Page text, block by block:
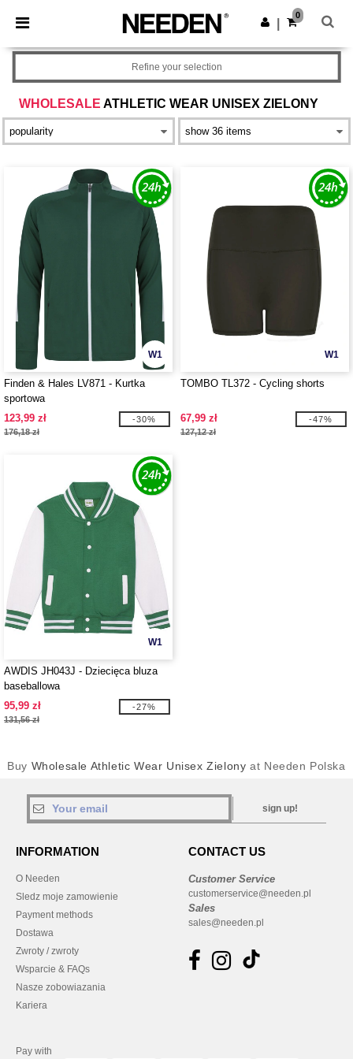
× Aplikacja Needen
Lepsze ceny w aplikacji!
Pobierz app
0
WHOLESALE ATHLETIC WEAR UNISEX ZIELONY
Refine your selection
W1
Finden & Hales LV871 - Kurtka
sportowa
123,99 zł
176,18 zł
-30%
W1
TOMBO TL372 - Cycling shorts
67,99 zł
127,12 zł
-47%
W1
AWDIS JH043J - Dziecięca bluza
baseballowa
95,99 zł
131,56 zł
-27%
Buy Wholesale Athletic Wear Unisex Zielony at Needen Polska
sign up!
INFORMATION
O Needen
Sledz moje zamowienie
Payment methods
Dostawa
Zwroty / zwroty
Wsparcie & FAQs
Nasze zobowiazania
Kariera
CONTACT US
Customer Service
customerservice@needen.pl
Sales
sales@needen.pl
Pay with